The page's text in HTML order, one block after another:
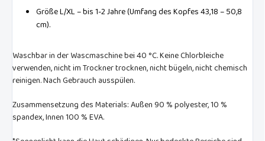
Größe L/XL – bis 1-2 Jahre (Umfang des Kopfes 43,18 – 50,8
cm).
Waschbar in der Wascmaschine bei 40 °C. Keine Chlorbleiche
verwenden, nicht im Trockner trocknen, nicht bügeln, nicht chemisch
reinigen. Nach Gebrauch ausspülen.
Zusammensetzung des Materials: Außen 90 % polyester, 10 %
spandex, Innen 100 % EVA.